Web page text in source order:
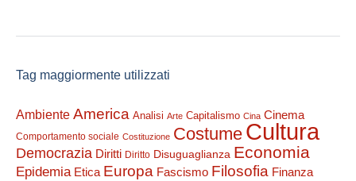
Tag maggiormente utilizzati
Ambiente America Analisi Arte Capitalismo Cina Cinema
Comportamento sociale Costituzione Costume Cultura
Democrazia Diritti Diritto Disuguaglianza Economia
Epidemia Etica Europa Fascismo Filosofia Finanza